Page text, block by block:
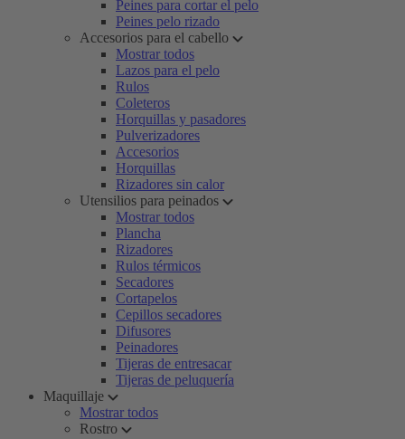
Peines para cortar el pelo
Peines pelo rizado
Accesorios para el cabello
Mostrar todos
Lazos para el pelo
Rulos
Coleteros
Horquillas y pasadores
Pulverizadores
Accesorios
Horquillas
Rizadores sin calor
Utensilios para peinados
Mostrar todos
Plancha
Rizadores
Rulos térmicos
Secadores
Cortapelos
Cepillos secadores
Difusores
Peinadores
Tijeras de entresacar
Tijeras de peluquería
Maquillaje
Mostrar todos
Rostro